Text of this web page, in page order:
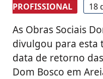
PROFISSIONAL
18
As Obras Sociais
divulgou para esta
data de retorno
Dom Bosco em